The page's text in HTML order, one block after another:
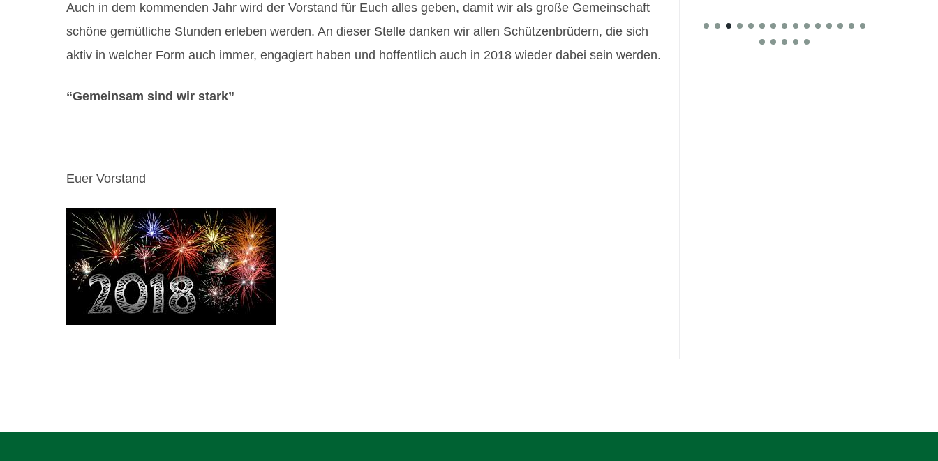
Auch in dem kommenden Jahr wird der Vorstand für Euch alles geben, damit wir als große Gemeinschaft
schöne gemütliche Stunden erleben werden. An dieser Stelle danken wir allen Schützenbrüdern, die sich
aktiv in welcher Form auch immer, engagiert haben und hoffentlich auch in 2018 wieder dabei sein werden.
“Gemeinsam sind wir stark”
Euer Vorstand